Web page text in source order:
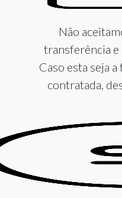
Não
transferência
Caso esta seja
contratada,